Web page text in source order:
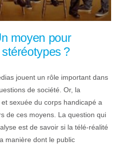
moyen pour
?
jouent un rôle important dans
de société. Or, la
sexuée du corps handicapé a
de ces moyens. La question qui
est de savoir si la télé-réalité
manière dont le public